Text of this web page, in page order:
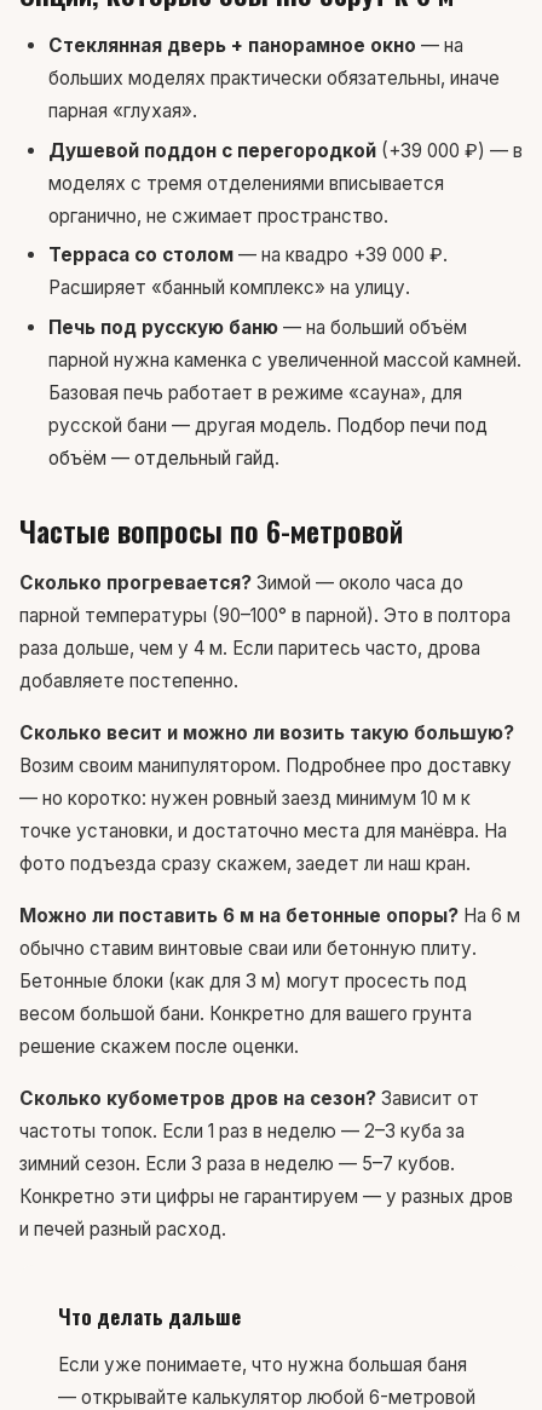
Стеклянная дверь + панорамное окно — на
больших моделях практически обязательны, иначе
парная «глухая».
Душевой поддон с перегородкой (+39 000 ₽) — в
моделях с тремя отделениями вписывается
органично, не сжимает пространство.
Терраса со столом — на квадро +39 000 ₽.
Расширяет «банный комплекс» на улицу.
Печь под русскую баню — на больший объём
парной нужна каменка с увеличенной массой камней.
Базовая печь работает в режиме «сауна», для
русской бани — другая модель. Подбор печи под
объём — отдельный гайд.
Частые вопросы по 6-метровой
Сколько прогревается? Зимой — около часа до
парной температуры (90–100° в парной). Это в полтора
раза дольше, чем у 4 м. Если паритесь часто, дрова
добавляете постепенно.
Сколько весит и можно ли возить такую большую?
Возим своим манипулятором. Подробнее про доставку
— но коротко: нужен ровный заезд минимум 10 м к
точке установки, и достаточно места для манёвра. На
фото подъезда сразу скажем, заедет ли наш кран.
Можно ли поставить 6 м на бетонные опоры? На 6 м
обычно ставим винтовые сваи или бетонную плиту.
Бетонные блоки (как для 3 м) могут просесть под
весом большой бани. Конкретно для вашего грунта
решение скажем после оценки.
Сколько кубометров дров на сезон? Зависит от
частоты топок. Если 1 раз в неделю — 2–3 куба за
зимний сезон. Если 3 раза в неделю — 5–7 кубов.
Конкретно эти цифры не гарантируем — у разных дров
и печей разный расход.
Что делать дальше
Если уже понимаете, что нужна большая баня
— открывайте калькулятор любой 6-метровой